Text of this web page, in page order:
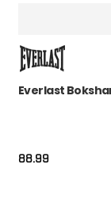
Everlast
88.99